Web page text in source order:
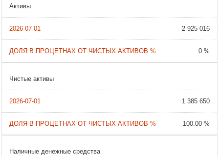
Активы
2 925 016
0 %
Чистые активы
1 385 650
100.00 %
Наличные денежные средства